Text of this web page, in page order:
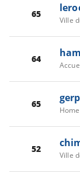
65
Ville
64
65
52
Ville